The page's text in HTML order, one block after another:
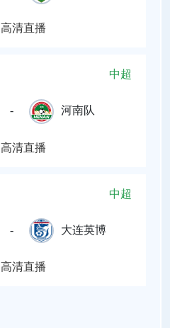
高清直播
中超
- 河南队
高清直播
中超
- 大连英博
高清直播